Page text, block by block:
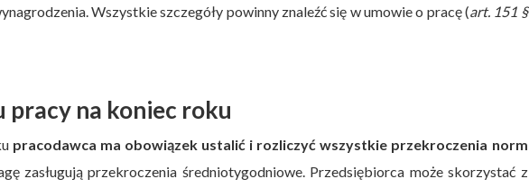
Wszystkie szczegóły powinny znaleźć się w umowie o pracę (art. 151 §
pracy na koniec roku
pracodawca ma obowiązek ustalić i rozliczyć wszystkie przekroczenia norm
zasługują przekroczenia średniotygodniowe. Przedsiębiorca może skorzystać z